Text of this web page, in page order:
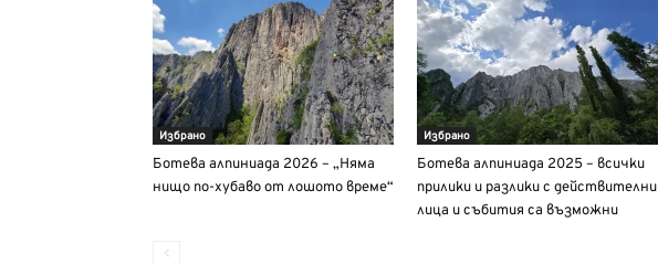
Избрано
Ботева алпиниада 2026 – „Няма
нищо по-хубаво от лошото време“
Избрано
Ботева алпиниада 2025 – всички
прилики и разлики с действителни
лица и събития са възможни